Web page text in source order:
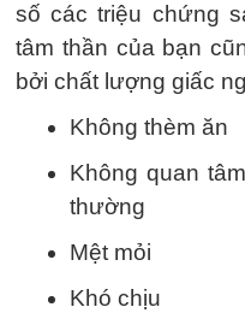
số các triệu chứng
tâm thần của bạn
bởi chất lượng giấc
Không thèm ăn
Không quan
thường
Mệt mỏi
Khó chịu